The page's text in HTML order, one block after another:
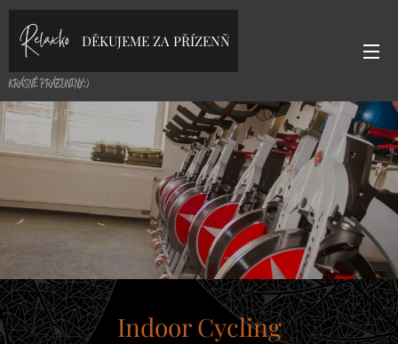
DĚKUJEME ZA PŘÍZENŇ
KRÁSNÉ PRÁZDNINY:)
Indoor Cycling